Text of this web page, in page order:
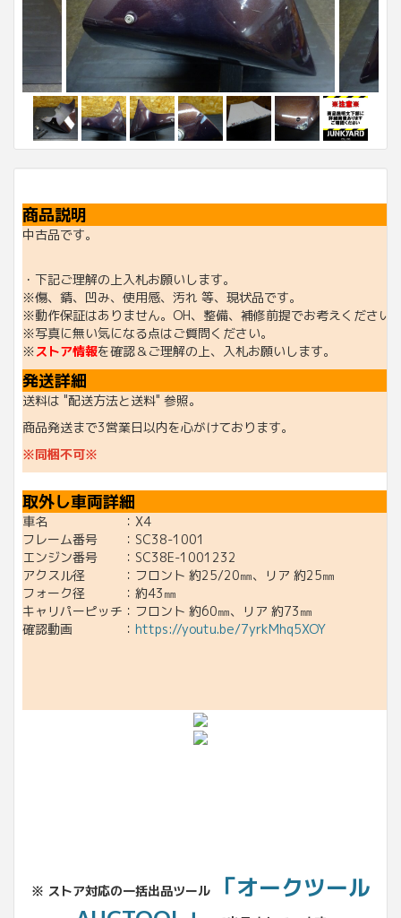
商品説明
中古品です。
・下記ご理解の上入札お願いします。
※傷、錆、凹み、使用感、汚れ 等、現状品です。
※動作保証はありません。OH、整備、補修前提でお考えください
※写真に無い気になる点はご質問ください。
※ストア情報を確認＆ご理解の上、入札お願いします。
発送詳細
送料は "配送方法と送料" 参照。
商品発送まで3営業日以内を心がけております。
※同梱不可※
取外し車両詳細
車名 ：X4
フレーム番号 ：SC38-1001
エンジン番号 ：SC38E-1001232
アクスル径 ：フロント 約25/20㎜、リア 約25㎜
フォーク径 ：約43㎜
キャリパーピッチ：フロント 約60㎜、リア 約73㎜
確認動画 ： https://youtu.be/7yrkMhq5XOY
※ ストア対応の一括出品ツール
「オークツール